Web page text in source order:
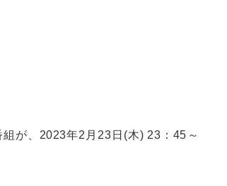
が、2023年2月23日(木) 23：45～